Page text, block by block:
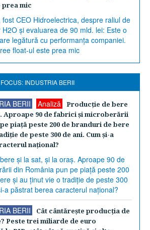
mic
FOCUS: INDUSTRIA BERII
BERII Analiză
Producţie de bere
Aproape 90 de fabrici şi microberării
piaţă peste 200 de branduri de bere
de peste 300 de ani. Cum şi-a
naţional?
BERII
Cât cântăreşte producţia de
Peste trei miliarde de euro